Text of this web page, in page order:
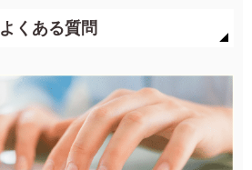
よくある質問